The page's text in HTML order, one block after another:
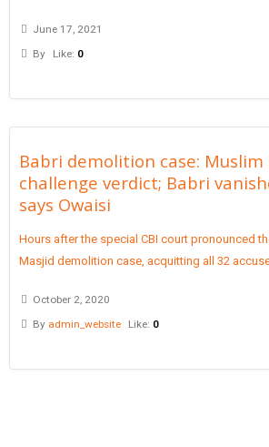
June 17, 2021
By
Like: 0
Babri demolition case:
challenge verdict; Babri
says Owaisi
Hours after the special CBI court pronounced
Masjid demolition case, acquitting all 32
October 2, 2020
By admin_website Like: 0